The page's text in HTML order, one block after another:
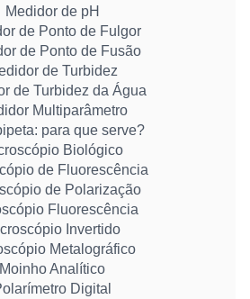
Medidor de pH
de Ponto de Fulgor
de Ponto de Fusão
de Turbidez
de Turbidez da Água
Multiparâmetro
para que serve?
Biológico
de Fluorescência
de Polarização
Fluorescência
Invertido
Metalográfico
Moinho Analítico
Digital